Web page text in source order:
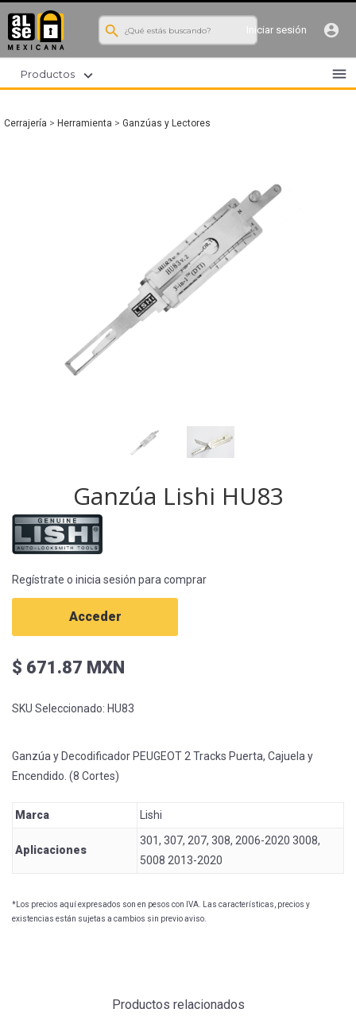
search Iniciar sesión account_circle
menu
Productos expand_more
Cerrajería > Herramienta > Ganzúas y Lectores
Ganzúa Lishi HU83
Regístrate o inicia sesión para comprar
Acceder
$ 671.87 MXN
SKU Seleccionado: HU83
Ganzúa y Decodificador PEUGEOT 2 Tracks Puerta, Cajuela y
Encendido. (8 Cortes)
Marca Lishi
Aplicaciones
301, 307, 207, 308, 2006-2020 3008,
5008 2013-2020
*Los precios aquí expresados son en pesos con IVA. Las características, precios y
existencias están sujetas a cambios sin previo aviso.
Productos relacionados